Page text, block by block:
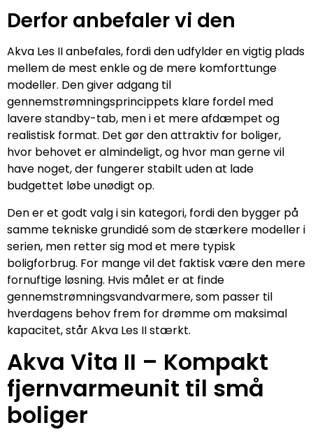
Derfor anbefaler vi den
Akva Les II anbefales, fordi den udfylder en vigtig plads
mellem de mest enkle og de mere komforttunge
modeller. Den giver adgang til
gennemstrømningsprincippets klare fordel med
lavere standby-tab, men i et mere afdæmpet og
realistisk format. Det gør den attraktiv for boliger,
hvor behovet er almindeligt, og hvor man gerne vil
have noget, der fungerer stabilt uden at lade
budgettet løbe unødigt op.
Den er et godt valg i sin kategori, fordi den bygger på
samme tekniske grundidé som de stærkere modeller i
serien, men retter sig mod et mere typisk
boligforbrug. For mange vil det faktisk være den mere
fornuftige løsning. Hvis målet er at finde
gennemstrømningsvandvarmere, som passer til
hverdagens behov frem for drømme om maksimal
kapacitet, står Akva Les II stærkt.
Akva Vita II – Kompakt
fjernvarmeunit til små
boliger